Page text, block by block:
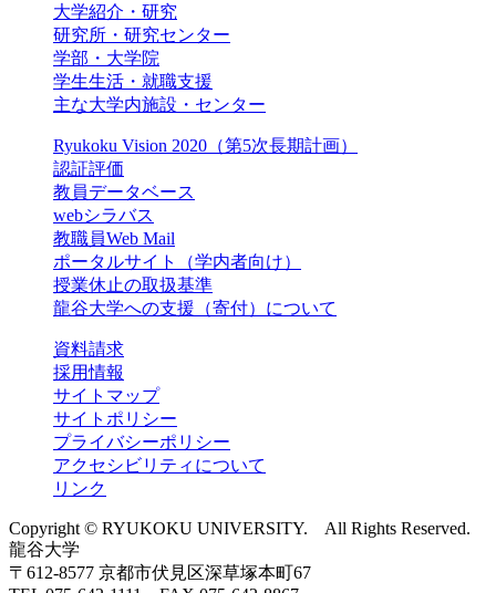
大学紹介・研究
研究所・研究センター
学部・大学院
学生生活・就職支援
主な大学内施設・センター
Ryukoku Vision 2020（第5次長期計画）
認証評価
教員データベース
webシラバス
教職員Web Mail
ポータルサイト（学内者向け）
授業休止の取扱基準
龍谷大学への支援（寄付）について
資料請求
採用情報
サイトマップ
サイトポリシー
プライバシーポリシー
アクセシビリティについて
リンク
Copyright © RYUKOKU UNIVERSITY. All Rights Reserved.
龍谷大学
〒612-8577 京都市伏見区深草塚本町67